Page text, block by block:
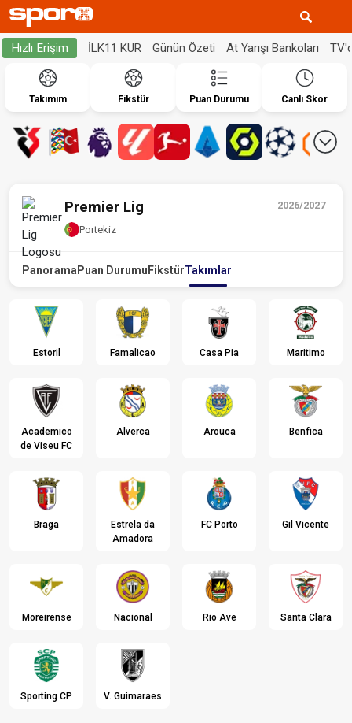
Hızlı Erişim İLK11 KUR Günün Özeti At Yarışı Bankoları
Takımım Fikstür Puan Durumu Canlı Skor
2026/2027
Premier Lig
Portekiz
Panorama Puan Durumu FikstürTakımlar
Estoril Famalicao Casa Pia Maritimo
Academico
de Viseu FC
Alverca Arouca Benfica
Braga
Estrela da
Amadora
FC Porto Gil Vicente
Moreirense Nacional Rio Ave Santa Clara
Sporting CP V. Guimaraes